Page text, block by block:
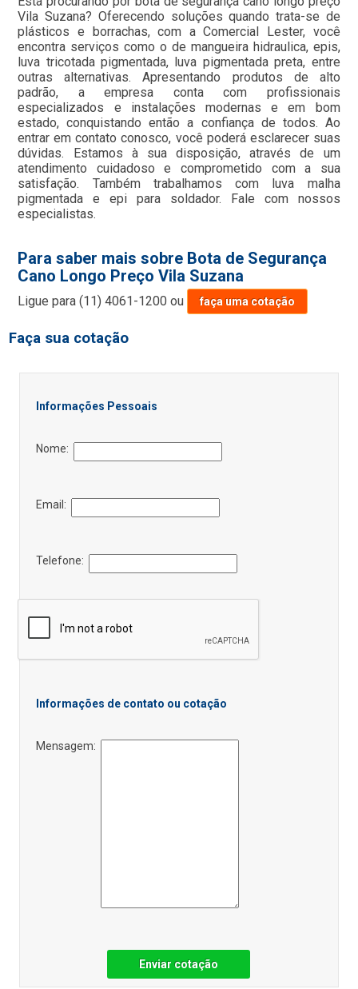
Vila Suzana? Oferecendo soluções quando trata-se de
plásticos e borrachas, com a Comercial Lester, você
encontra serviços como o de mangueira hidraulica, epis,
luva tricotada pigmentada, luva pigmentada preta, entre
outras alternativas. Apresentando produtos de alto
padrão, a empresa conta com profissionais
especializados e instalações modernas e em bom
estado, conquistando então a confiança de todos. Ao
entrar em contato conosco, você poderá esclarecer suas
dúvidas. Estamos à sua disposição, através de um
atendimento cuidadoso e comprometido com a sua
satisfação. Também trabalhamos com luva malha
pigmentada e epi para soldador. Fale com nossos
especialistas.
Para saber mais sobre Bota de Segurança
Cano Longo Preço Vila Suzana
Ligue para(11) 4061-1200 ou faça uma cotação
Faça sua cotação
Informações Pessoais
Nome:
Email:
Telefone:
Informações de contato ou cotação
Mensagem:
Enviar cotação